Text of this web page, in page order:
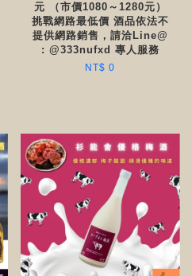
元 （市價1080～1280元）
挑戰網路最低價 酒品依法不
提供網路銷售，請洽Line@
: @333nufxd 專人服務
NT$ 0